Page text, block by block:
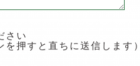
さい
押すと直ちに送信します）